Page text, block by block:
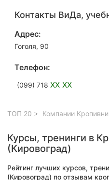
Контакты ВиДа,
Адрес:
Гоголя, 90
Телефон:
(099) 718 XX XX
ТОП 20 Компании
Курсы, тренинги в
(Кировоград)
Рейтинг лучших курсов,
(Кировоград) по отзывам